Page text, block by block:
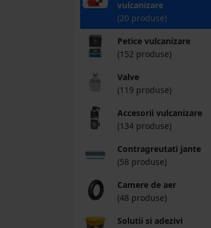
vulcanizare
(20 produse)
Petice vulcanizare
(152 produse)
Valve
(119 produse)
Accesorii vulcanizare
(134 produse)
Contragreutati jante
(58 produse)
Camere de aer
(48 produse)
Solutii si adezivi